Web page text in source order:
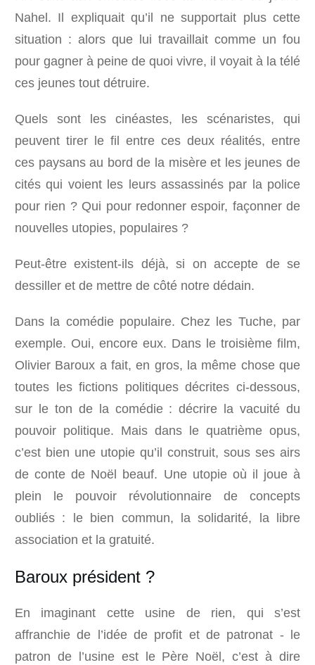
Nahel. Il expliquait qu’il ne supportait plus cette
situation : alors que lui travaillait comme un fou
pour gagner à peine de quoi vivre, il voyait à la télé
ces jeunes tout détruire.
Quels sont les cinéastes, les scénaristes, qui
peuvent tirer le fil entre ces deux réalités, entre
ces paysans au bord de la misère et les jeunes de
cités qui voient les leurs assassinés par la police
pour rien ? Qui pour redonner espoir, façonner de
nouvelles utopies, populaires ?
Peut-être existent-ils déjà, si on accepte de se
dessiller et de mettre de côté notre dédain.
Dans la comédie populaire. Chez les Tuche, par
exemple. Oui, encore eux. Dans le troisième film,
Olivier Baroux a fait, en gros, la même chose que
toutes les fictions politiques décrites ci-dessous,
sur le ton de la comédie : décrire la vacuité du
pouvoir politique. Mais dans le quatrième opus,
c’est bien une utopie qu’il construit, sous ses airs
de conte de Noël beauf. Une utopie où il joue à
plein le pouvoir révolutionnaire de concepts
oubliés : le bien commun, la solidarité, la libre
association et la gratuité.
Baroux président ?
En imaginant cette usine de rien, qui s’est
affranchie de l’idée de profit et de patronat - le
patron de l’usine est le Père Noël, c’est à dire